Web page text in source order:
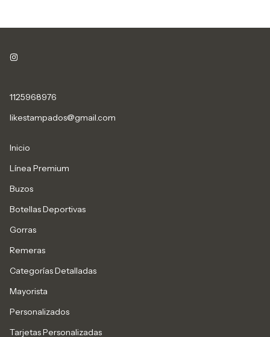
1125968976
likestampados@gmail.com
Inicio
Línea Premium
Buzos
Botellas Deportivas
Gorras
Remeras
Categorías Detalladas
Mayorista
Personalizados
Tarjetas Personalizadas